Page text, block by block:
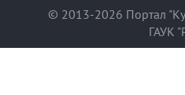
© 2013-2026 Портал
ГАУК